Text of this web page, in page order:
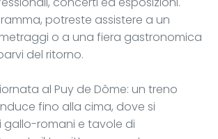
potreste assistere a un
o a una fiera gastronomica
del ritorno.
al Puy de Dôme: un treno
fino alla cima, dove si
gallo-romani e tavole di